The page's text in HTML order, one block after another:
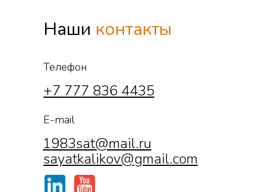
Наши контакты
+7 777 836 4435
Телефон
E-mail
1983sat@mail.ru
sayatkalikov@gmail.com